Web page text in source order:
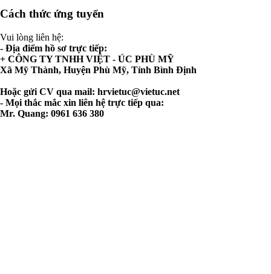
Cách thức ứng tuyển
Vui lòng liên hệ:
- Địa điểm hồ sơ trực tiếp:
+ CÔNG TY TNHH VIỆT - ÚC PHÙ MỸ
Xã Mỹ Thành, Huyện Phù Mỹ, Tỉnh Bình Định
Hoặc gửi CV qua mail: hrvietuc@vietuc.net
- Mọi thắc mắc xin liên hệ trực tiếp qua:
Mr. Quang: 0961 636 380